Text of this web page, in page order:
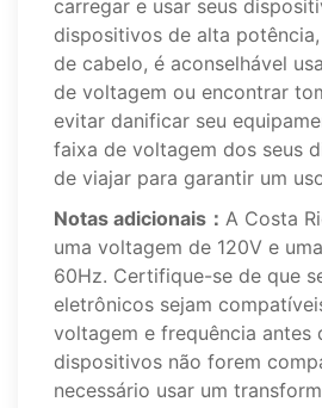
carregar e usar seus
dispositivos de alta
de cabelo, é aconselhável
de voltagem ou encontrar
evitar danificar seu
faixa de voltagem dos seus
de viajar para garantir um
Notas adicionais： A Costa
uma voltagem de 120V e
60Hz. Certifique-se de que
eletrônicos sejam
voltagem e frequência antes
dispositivos não forem
necessário usar um